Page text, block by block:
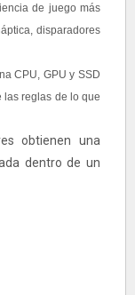
de juego más
disparadores
CPU, GPU y SSD
las reglas de lo que
obtienen una
dentro de un